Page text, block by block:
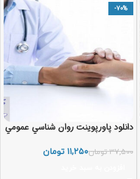
-70%
دانلود پاورپوینت روان شناسي عمومي
۳۷,۵۰۰تومان۱۱,۲۵۰ تومان